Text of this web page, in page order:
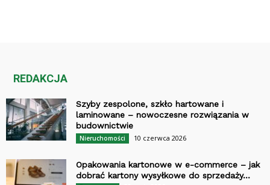
REDAKCJA
Szyby zespolone, szkło hartowane i
laminowane – nowoczesne rozwiązania w
budownictwie
Nieruchomości 10 czerwca 2026
Opakowania kartonowe w e-commerce – jak
dobrać kartony wysyłkowe do sprzedaży...